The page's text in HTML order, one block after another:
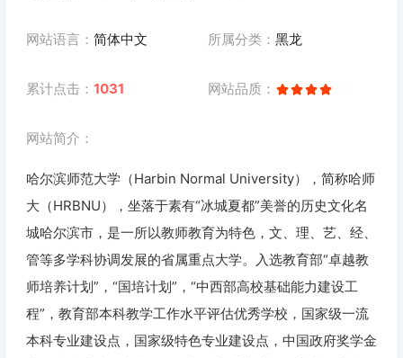
网站语言： 简体中文 所属分类： 黑龙
累计点击： 1031 网站品质：
网站简介：
哈尔滨师范大学（Harbin Normal University），简称哈师
大（HRBNU），坐落于素有“冰城夏都”美誉的历史文化名
城哈尔滨市，是一所以教师教育为特色，文、理、艺、经、
管等多学科协调发展的省属重点大学。入选教育部“卓越教
师培养计划”，“国培计划”，“中西部高校基础能力建设工
程”，教育部本科教学工作水平评估优秀学校，国家级一流
本科专业建设点，国家级特色专业建设点，中国政府奖学金